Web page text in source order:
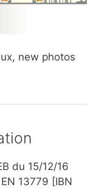
new photos
du 15/12/16
13779 [IBN